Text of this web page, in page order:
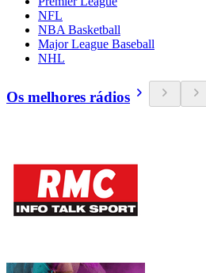
NFL
NBA Basketball
Major League Baseball
NHL
Os melhores rádios